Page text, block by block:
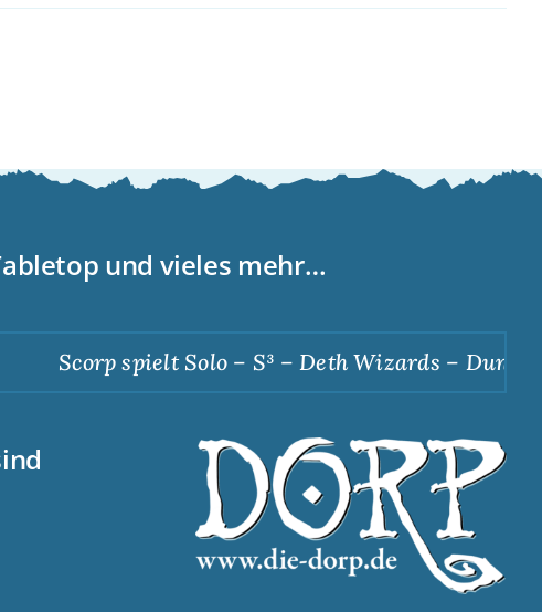
und vieles mehr…
Scorp spielt Solo – S³ – Deth Wizards – Dunkle